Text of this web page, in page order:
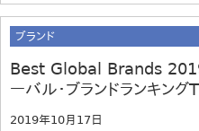
ブランド
Best Global Brands 2019
ーバル・ブランドランキング
2019年10月17日